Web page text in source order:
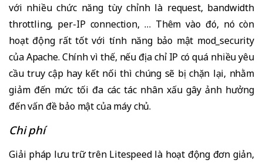
với nhiều chức năng tùy chỉnh là request, bandwidth
throttling, per-IP connection, … Thêm vào đó, nó còn
hoạt động rất tốt với tính năng bảo mật mod_security
của Apache. Chính vì thế, nếu địa chỉ IP có quá nhiều yêu
cầu truy cập hay kết nối thì chúng sẽ bị chặn lại, nhằm
giảm đến mức tối đa các tác nhân xấu gây ảnh hưởng
đến vấn đề bảo mật của máy chủ.
Chi phí
Giải pháp lưu trữ trên Litespeed là hoạt động đơn giản,